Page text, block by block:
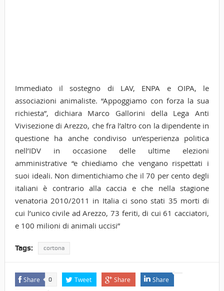
Immediato il sostegno di LAV, ENPA e OIPA, le
associazioni animaliste. “Appoggiamo con forza la sua
richiesta”, dichiara Marco Gallorini della Lega Anti
Vivisezione di Arezzo, che fra l’altro con la dipendente in
questione ha anche condiviso un’esperienza politica
nell’IDV in occasione delle ultime elezioni
amministrative “e chiediamo che vengano rispettati i
suoi ideali. Non dimentichiamo che il 70 per cento degli
italiani è contrario alla caccia e che nella stagione
venatoria 2010/2011 in Italia ci sono stati 35 morti di
cui l’unico civile ad Arezzo, 73 feriti, di cui 61 cacciatori,
e 100 milioni di animali uccisi”
Tags: cortona
Share 0 Tweet Share Share